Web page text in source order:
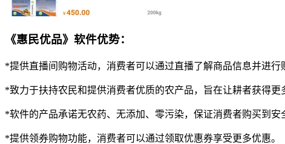
《惠民优品》软件优势：
*提供直播间购物活动，消费者可以通过直播了解商品信息并进行
*致力于扶持农民和提供消费者优质的农产品，旨在让耕者获得更
*软件的产品承诺无农药、无添加、零污染，保证消费者购买到安
*提供领券购物功能，消费者可以通过领取优惠券享受更多优惠。